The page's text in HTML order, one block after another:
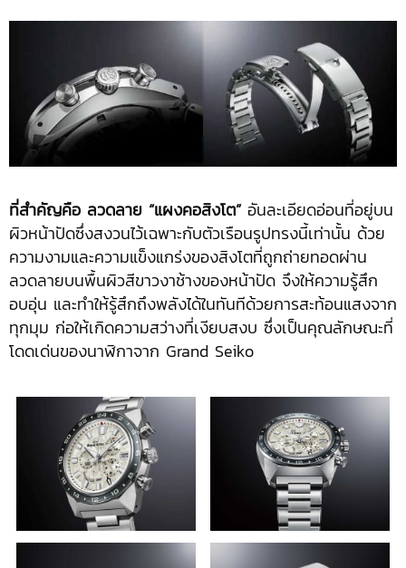
ที่สำคัญคือ ลวดลาย “แผงคอสิงโต”อันละเอียดอ่อนที่อยู่บน
ผิวหน้าปัดซึ่งสงวนไว้เฉพาะกับตัวเรือนรูปทรงนี้เท่านั้น ด้วย
ความงามและความแข็งแกร่งของสิงโตที่ถูกถ่ายทอดผ่าน
ลวดลายบนพื้นผิวสีขาวงาช้างของหน้าปัด จึงให้ความรู้สึก
อบอุ่น และทำให้รู้สึกถึงพลังได้ในทันทีด้วยการสะท้อนแสงจาก
ทุกมุม ก่อให้เกิดความสว่างที่เงียบสงบ ซึ่งเป็นคุณลักษณะที่
โดดเด่นของนาฬิกาจาก Grand Seiko